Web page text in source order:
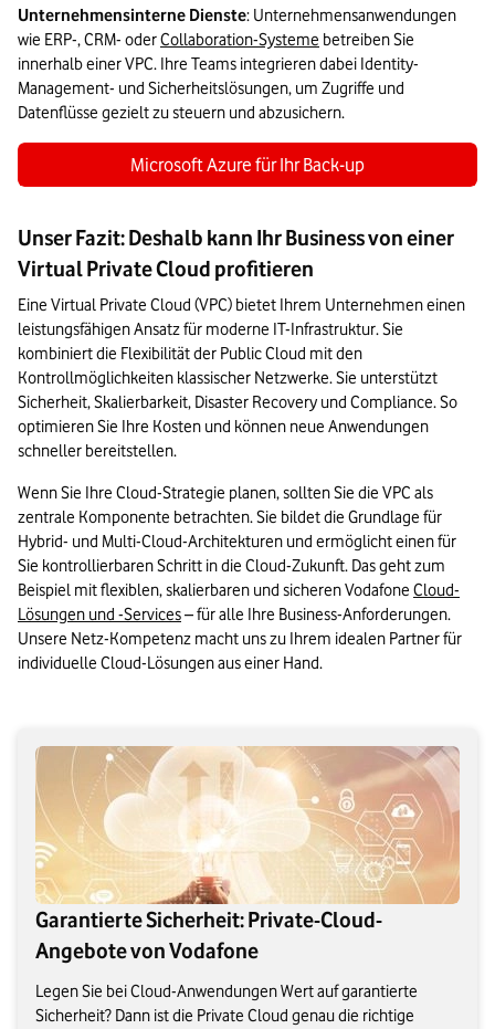
Unternehmensinterne Dienste: Unternehmensanwendungen
wie ERP-, CRM- oder Collaboration-Systeme betreiben Sie
innerhalb einer VPC. Ihre Teams integrieren dabei Identity-
Management- und Sicherheitslösungen, um Zugriffe und
Datenflüsse gezielt zu steuern und abzusichern.
Microsoft Azure für Ihr Back-up
Unser Fazit: Deshalb kann Ihr Business von einer
Virtual Private Cloud profitieren
Eine Virtual Private Cloud (VPC) bietet Ihrem Unternehmen einen
leistungsfähigen Ansatz für moderne IT-Infrastruktur. Sie
kombiniert die Flexibilität der Public Cloud mit den
Kontrollmöglichkeiten klassischer Netzwerke. Sie unterstützt
Sicherheit, Skalierbarkeit, Disaster Recovery und Compliance. So
optimieren Sie Ihre Kosten und können neue Anwendungen
schneller bereitstellen.
Wenn Sie Ihre Cloud-Strategie planen, sollten Sie die VPC als
zentrale Komponente betrachten. Sie bildet die Grundlage für
Hybrid- und Multi-Cloud-Architekturen und ermöglicht einen für
Sie kontrollierbaren Schritt in die Cloud-Zukunft. Das geht zum
Beispiel mit flexiblen, skalierbaren und sicheren Vodafone Cloud-
Lösungen und -Services – für alle Ihre Business-Anforderungen.
Unsere Netz-Kompetenz macht uns zu Ihrem idealen Partner für
individuelle Cloud-Lösungen aus einer Hand.
Garantierte Sicherheit: Private-Cloud-
Angebote von Vodafone
Legen Sie bei Cloud-Anwendungen Wert auf garantierte
Sicherheit? Dann ist die Private Cloud genau die richtige